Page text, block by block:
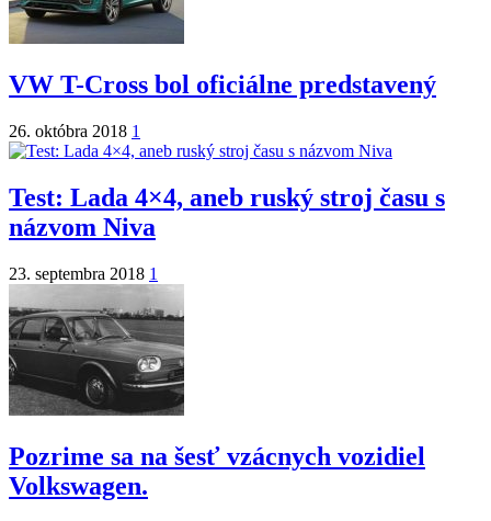
VW T-Cross bol oficiálne predstavený
26. októbra 2018 1
Test: Lada 4×4, aneb ruský stroj času s
názvom Niva
23. septembra 2018 1
Pozrime sa na šesť vzácnych vozidiel
Volkswagen.